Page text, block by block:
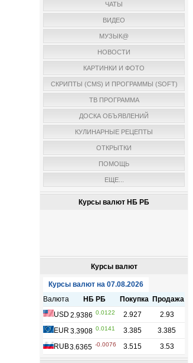
ЧАТЫ
ВИДЕО
МУЗЫК@
НОВОСТИ
КАРТИНКИ И ФОТО
СКРИПТЫ (CMS) И ПРОГРАММЫ (SOFT)
ТВ ПРОГРАММА
ДОСКА ОБЪЯВЛЕНИЙ
КУЛИНАРНЫЕ РЕЦЕПТЫ
ОТКРЫТКИ
ПОМОЩЬ
ЕЩЕ...
Курсы валют НБ РБ
Курсы валют